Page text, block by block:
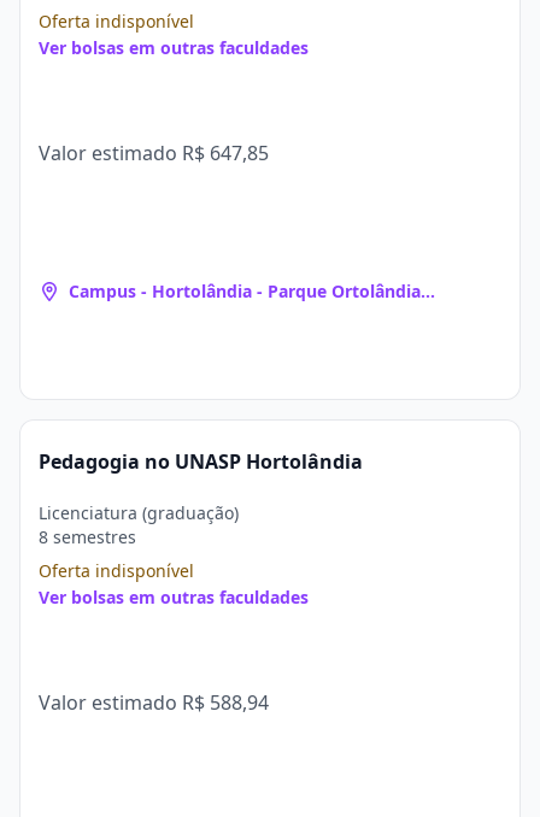
Oferta indisponível
Ver bolsas em outras faculdades
Valor estimado R$ 647,85
Campus - Hortolândia - Parque Ortolândia
Pedagogia no UNASP Hortolândia
Licenciatura (graduação)
8 semestres
Oferta indisponível
Ver bolsas em outras faculdades
Valor estimado R$ 588,94